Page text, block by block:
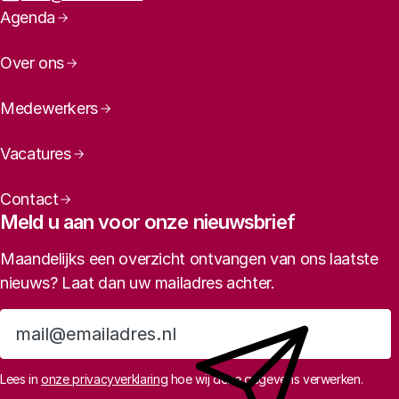
Paginanavigatie
Agenda
Over ons
Medewerkers
Vacatures
Contact
Meld u aan voor onze nieuwsbrief
Maandelijks een overzicht ontvangen van ons laatste
nieuws? Laat dan uw mailadres achter.
Aanmelden
Lees inonze privacyverklaring hoe wij deze gegevens verwerken.